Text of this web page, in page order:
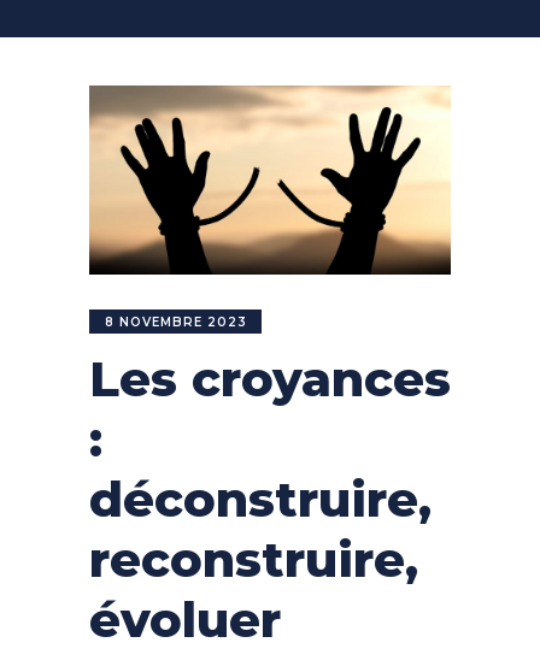
8 NOVEMBRE 2023
Les croyances
:
déconstruire,
reconstruire,
évoluer